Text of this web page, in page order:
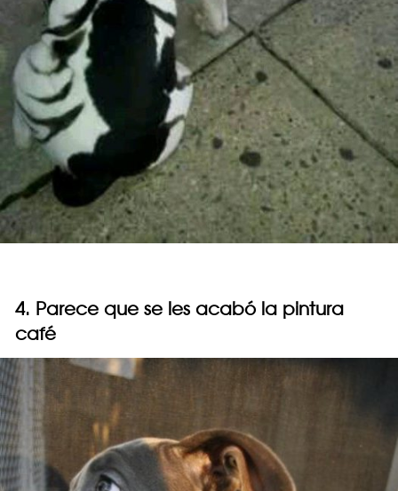
4. Parece que se les acabó la pintura
café